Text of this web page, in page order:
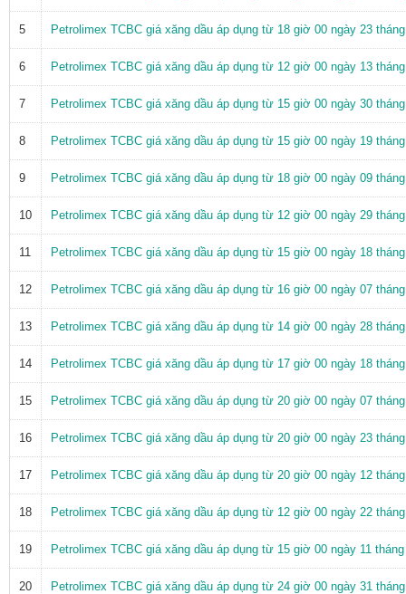
5 Petrolimex TCBC giá xăng dầu áp dụng từ 18 giờ 00 ngày 23
6 Petrolimex TCBC giá xăng dầu áp dụng từ 12 giờ 00 ngày 13
7 Petrolimex TCBC giá xăng dầu áp dụng từ 15 giờ 00 ngày 30
8 Petrolimex TCBC giá xăng dầu áp dụng từ 15 giờ 00 ngày 19
9 Petrolimex TCBC giá xăng dầu áp dụng từ 18 giờ 00 ngày 09
10 Petrolimex TCBC giá xăng dầu áp dụng từ 12 giờ 00 ngày 29
11 Petrolimex TCBC giá xăng dầu áp dụng từ 15 giờ 00 ngày 18
12 Petrolimex TCBC giá xăng dầu áp dụng từ 16 giờ 00 ngày 07
13 Petrolimex TCBC giá xăng dầu áp dụng từ 14 giờ 00 ngày 28
14 Petrolimex TCBC giá xăng dầu áp dụng từ 17 giờ 00 ngày 18
15 Petrolimex TCBC giá xăng dầu áp dụng từ 20 giờ 00 ngày 07
16 Petrolimex TCBC giá xăng dầu áp dụng từ 20 giờ 00 ngày 23
17 Petrolimex TCBC giá xăng dầu áp dụng từ 20 giờ 00 ngày 12
18 Petrolimex TCBC giá xăng dầu áp dụng từ 12 giờ 00 ngày 22
19 Petrolimex TCBC giá xăng dầu áp dụng từ 15 giờ 00 ngày 11
20 Petrolimex TCBC giá xăng dầu áp dụng từ 24 giờ 00 ngày 31